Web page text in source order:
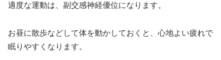
適度な運動は、副交感神経優位になります。
お昼に散歩などして体を動かしておくと、心地よい疲れで
眠りやすくなります。